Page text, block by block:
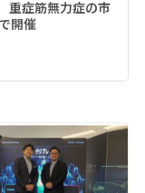
症筋無力症の市
開催